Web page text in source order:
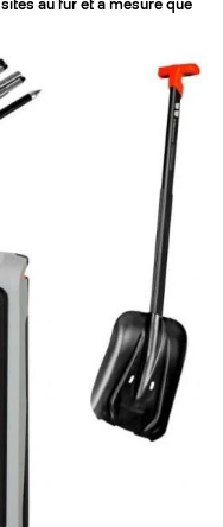
au fur et à mesure que